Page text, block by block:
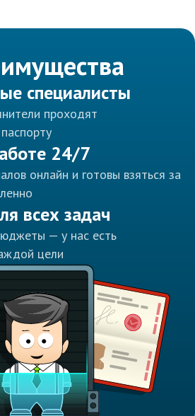
специалисты
проходят
24/7
онлайн и готовы взяться за
всех задач
— у нас есть
цели